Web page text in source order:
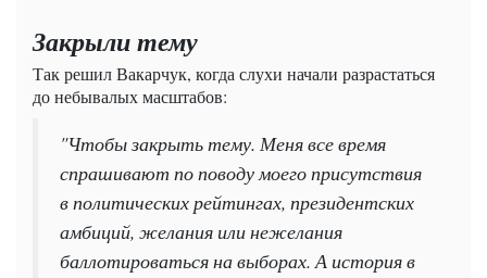
Закрыли тему
Так решил Вакарчук, когда слухи начали разрастаться
до небывалых масштабов:
"Чтобы закрыть тему. Меня все время
спрашивают по поводу моего присутствия
в политических рейтингах, президентских
амбиций, желания или нежелания
баллотироваться на выборах. А история в